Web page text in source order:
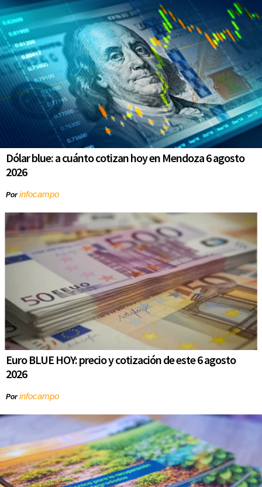
Dólar blue: a cuánto cotizan hoy en Mendoza 6 agosto
2026
Porinfocampo
Euro BLUE HOY: precio y cotización de este 6 agosto
2026
Porinfocampo